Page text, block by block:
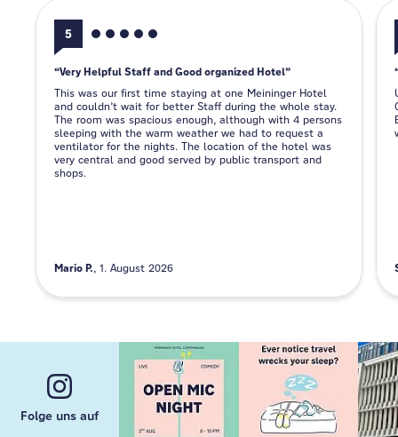
5
Very Helpful Staff and Good organized Hotel
This was our first time staying at one Meininger Hotel
and couldn’t wait for better Staff during the whole stay.
The room was spacious enough, although with 4 persons
sleeping with the warm weather we had to request a
ventilator for the nights. The location of the hotel was
very central and good served by public transport and
shops.
Mario P. 1. August 2026
Folge uns auf